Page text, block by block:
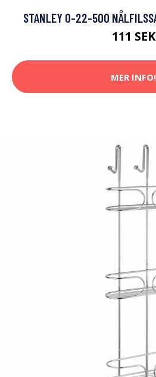
STANLEY 0-22-500
111 SEK
MER INFO!